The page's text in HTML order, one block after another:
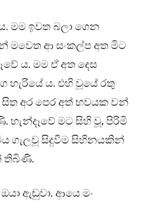
මම ඉවත බලා ගෙන
මවෙත ආ සංකල්ප අත මිට
ය. මම ඒ අත දෙස
හැරියේ ය. එහි වූයේ රතු
අර පෙර අත් භවයක වන්
හැන්දෑවේ මට සිහි වූ, පිරිමි
ගැලවූ සිදුවීම සිහිනයකින්
තිබිණි.
ඇඬුවා. ආයෙ මං